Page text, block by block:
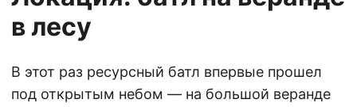
в лесу
В этот раз ресурсный батл впервые прошел
под открытым небом — на большой веранде